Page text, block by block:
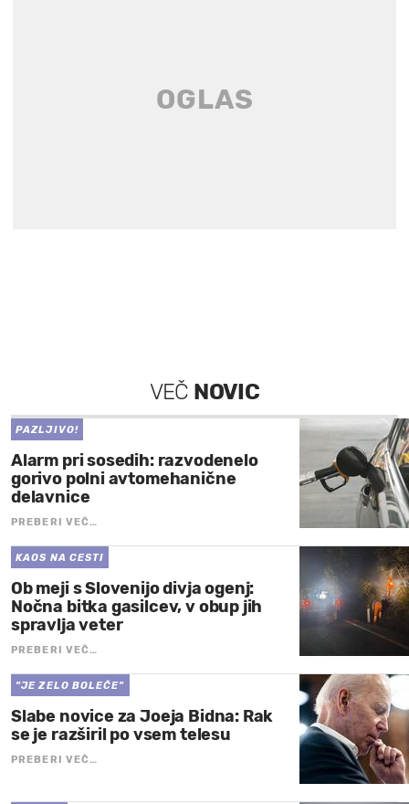
VEČ NOVIC
PAZLJIVO!
Alarm pri sosedih: razvodenelo
gorivo polni avtomehanične
delavnice
PREBERI VEČ…
KAOS NA CESTI
Ob meji s Slovenijo divja ogenj:
Nočna bitka gasilcev, v obup jih
spravlja veter
PREBERI VEČ…
"JE ZELO BOLEČE"
Slabe novice za Joeja Bidna: Rak
se je razširil po vsem telesu
PREBERI VEČ…